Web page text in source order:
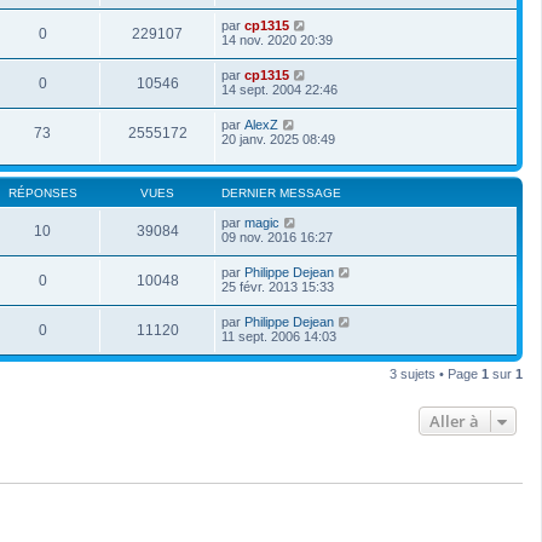
0 229107 par cp1315
14 nov. 2020 20:39
0 10546 par cp1315
14 sept. 2004 22:46
73 2555172 par AlexZ
20 janv. 2025 08:49
RÉPONSES VUES DERNIER MESSAGE
10 39084 par magic
09 nov. 2016 16:27
0 10048 par Philippe Dejean
25 févr. 2013 15:33
0 11120 par Philippe Dejean
11 sept. 2006 14:03
3 sujets • Page 1 sur 1
Aller à